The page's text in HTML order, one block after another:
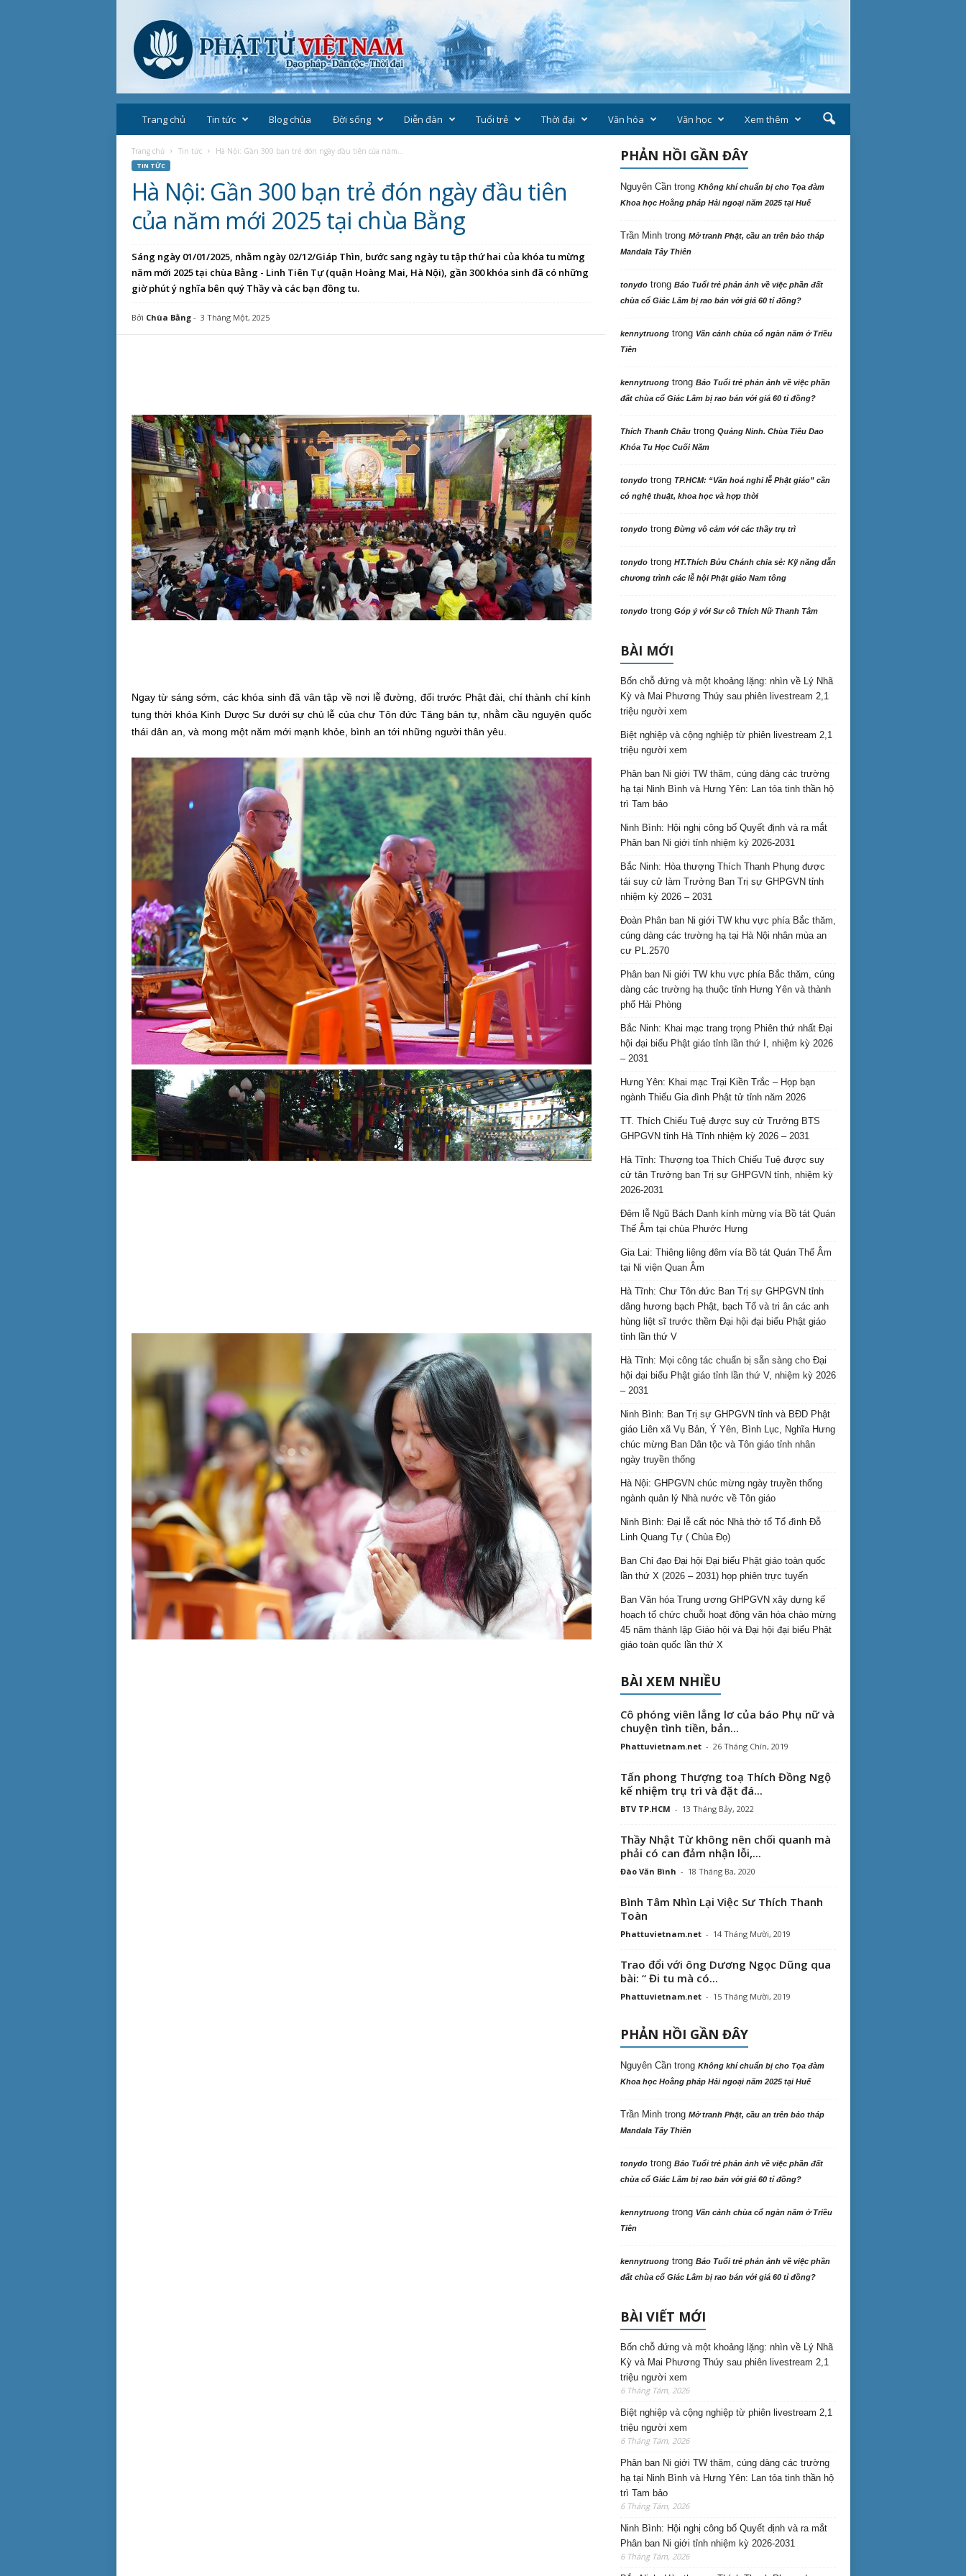
Trang chủ Tin tức Blog chùa Đời sống Diễn đàn Tuổi trẻ Thời đại Văn hóa Văn học Xem thêm
Trang chủ Tin tức Hà Nội: Gần 300 bạn trẻ đón ngày đầu tiên của năm...
TIN TỨC
Hà Nội: Gần 300 bạn trẻ đón ngày đầu tiên
của năm mới 2025 tại chùa Bằng
Sáng ngày 01/01/2025, nhằm ngày 02/12/Giáp Thìn, bước sang ngày tu tập thứ hai của khóa tu mừng
năm mới 2025 tại chùa Bằng - Linh Tiên Tự (quận Hoàng Mai, Hà Nội), gần 300 khóa sinh đã có những
giờ phút ý nghĩa bên quý Thầy và các bạn đồng tu.
Bởi Chùa Bằng- 3 Tháng Một, 2025
Ngay từ sáng sớm, các khóa sinh đã vân tập về nơi lễ đường, đối trước Phật đài, chí thành chí kính
tụng thời khóa Kinh Dược Sư dưới sự chủ lễ của chư Tôn đức Tăng bản tự, nhằm cầu nguyện quốc
thái dân an, và mong một năm mới mạnh khỏe, bình an tới những người thân yêu.
PHẢN HỒI GẦN ĐÂY
Nguyên Cầntrong Không khí chuẩn bị cho Tọa đàm
Khoa học Hoằng pháp Hải ngoại năm 2025 tại Huế
Trần Minhtrong Mở tranh Phật, cầu an trên bảo tháp
Mandala Tây Thiên
tonydotrong Báo Tuổi trẻ phản ảnh về việc phần đất
chùa cổ Giác Lâm bị rao bán với giá 60 tỉ đồng?
kennytruongtrong Vãn cảnh chùa cổ ngàn năm ở Triều
Tiên
kennytruongtrong Báo Tuổi trẻ phản ảnh về việc phần
đất chùa cổ Giác Lâm bị rao bán với giá 60 tỉ đồng?
Thích Thanh Châutrong Quảng Ninh. Chùa Tiêu Dao
Khóa Tu Học Cuối Năm
tonydotrong TP.HCM: “Văn hoá nghi lễ Phật giáo” cần
có nghệ thuật, khoa học và hợp thời
tonydotrong Đừng vô cảm với các thầy trụ trì
tonydotrong HT.Thích Bửu Chánh chia sẻ: Kỹ năng dẫn
chương trình các lễ hội Phật giáo Nam tông
tonydotrong Góp ý với Sư cô Thích Nữ Thanh Tâm
BÀI MỚI
Bốn chỗ đứng và một khoảng lặng: nhìn về Lý Nhã
Kỳ và Mai Phương Thúy sau phiên livestream 2,1
triệu người xem
Biệt nghiệp và cộng nghiệp từ phiên livestream 2,1
triệu người xem
Phân ban Ni giới TW thăm, cúng dàng các trường
hạ tại Ninh Bình và Hưng Yên: Lan tỏa tinh thần hộ
trì Tam bảo
Ninh Bình: Hội nghị công bố Quyết định và ra mắt
Phân ban Ni giới tỉnh nhiệm kỳ 2026-2031
Bắc Ninh: Hòa thượng Thích Thanh Phụng được
tái suy cử làm Trưởng Ban Trị sự GHPGVN tỉnh
nhiệm kỳ 2026 – 2031
Đoàn Phân ban Ni giới TW khu vực phía Bắc thăm,
cúng dàng các trường hạ tại Hà Nội nhân mùa an
cư PL.2570
Phân ban Ni giới TW khu vực phía Bắc thăm, cúng
dàng các trường hạ thuộc tỉnh Hưng Yên và thành
phố Hải Phòng
Bắc Ninh: Khai mạc trang trọng Phiên thứ nhất Đại
hội đại biểu Phật giáo tỉnh lần thứ I, nhiệm kỳ 2026
– 2031
Hưng Yên: Khai mạc Trại Kiền Trắc – Họp bạn
ngành Thiếu Gia đình Phật tử tỉnh năm 2026
TT. Thích Chiếu Tuệ được suy cử Trưởng BTS
GHPGVN tỉnh Hà Tĩnh nhiệm kỳ 2026 – 2031
Hà Tĩnh: Thượng tọa Thích Chiếu Tuệ được suy
cử tân Trưởng ban Trị sự GHPGVN tỉnh, nhiệm kỳ
2026-2031
Đêm lễ Ngũ Bách Danh kính mừng vía Bồ tát Quán
Thế Âm tại chùa Phước Hưng
Gia Lai: Thiêng liêng đêm vía Bồ tát Quán Thế Âm
tại Ni viện Quan Âm
Hà Tĩnh: Chư Tôn đức Ban Trị sự GHPGVN tỉnh
dâng hương bạch Phật, bạch Tổ và tri ân các anh
hùng liệt sĩ trước thềm Đại hội đại biểu Phật giáo
tỉnh lần thứ V
Hà Tĩnh: Mọi công tác chuẩn bị sẵn sàng cho Đại
hội đại biểu Phật giáo tỉnh lần thứ V, nhiệm kỳ 2026
– 2031
Ninh Bình: Ban Trị sự GHPGVN tỉnh và BĐD Phật
giáo Liên xã Vụ Bản, Ý Yên, Bình Lục, Nghĩa Hưng
chúc mừng Ban Dân tộc và Tôn giáo tỉnh nhân
ngày truyền thống
Hà Nội: GHPGVN chúc mừng ngày truyền thống
ngành quản lý Nhà nước về Tôn giáo
Ninh Bình: Đại lễ cất nóc Nhà thờ tổ Tổ đình Đỗ
Linh Quang Tự ( Chùa Đọ)
Ban Chỉ đạo Đại hội Đại biểu Phật giáo toàn quốc
lần thứ X (2026 – 2031) họp phiên trực tuyến
Ban Văn hóa Trung ương GHPGVN xây dựng kế
hoạch tổ chức chuỗi hoạt động văn hóa chào mừng
45 năm thành lập Giáo hội và Đại hội đại biểu Phật
giáo toàn quốc lần thứ X
BÀI XEM NHIỀU
Cô phóng viên lẳng lơ của báo Phụ nữ và
chuyện tình tiền, bản...
Phattuvietnam.net - 26 Tháng Chín, 2019
Tấn phong Thượng toạ Thích Đồng Ngộ
kế nhiệm trụ trì và đặt đá...
BTV TP.HCM - 13 Tháng Bảy, 2022
Thầy Nhật Từ không nên chối quanh mà
phải có can đảm nhận lỗi,...
Đào Văn Bình - 18 Tháng Ba, 2020
Bình Tâm Nhìn Lại Việc Sư Thích Thanh
Toàn
Phattuvietnam.net - 14 Tháng Mười, 2019
Trao đổi với ông Dương Ngọc Dũng qua
bài: “ Đi tu mà có...
Phattuvietnam.net - 15 Tháng Mười, 2019
PHẢN HỒI GẦN ĐÂY
Nguyên Cầntrong Không khí chuẩn bị cho Tọa đàm
Khoa học Hoằng pháp Hải ngoại năm 2025 tại Huế
Trần Minhtrong Mở tranh Phật, cầu an trên bảo tháp
Mandala Tây Thiên
tonydotrong Báo Tuổi trẻ phản ảnh về việc phần đất
chùa cổ Giác Lâm bị rao bán với giá 60 tỉ đồng?
kennytruongtrong Vãn cảnh chùa cổ ngàn năm ở Triều
Tiên
kennytruongtrong Báo Tuổi trẻ phản ảnh về việc phần
đất chùa cổ Giác Lâm bị rao bán với giá 60 tỉ đồng?
BÀI VIẾT MỚI
Bốn chỗ đứng và một khoảng lặng: nhìn về Lý Nhã
Kỳ và Mai Phương Thúy sau phiên livestream 2,1
triệu người xem
6 Tháng Tám, 2026
Biệt nghiệp và cộng nghiệp từ phiên livestream 2,1
triệu người xem
6 Tháng Tám, 2026
Phân ban Ni giới TW thăm, cúng dàng các trường
hạ tại Ninh Bình và Hưng Yên: Lan tỏa tinh thần hộ
trì Tam bảo
6 Tháng Tám, 2026
Ninh Bình: Hội nghị công bố Quyết định và ra mắt
Phân ban Ni giới tỉnh nhiệm kỳ 2026-2031
6 Tháng Tám, 2026